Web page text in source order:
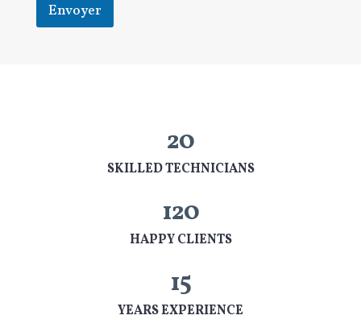
Envoyer
20
SKILLED TECHNICIANS
120
HAPPY CLIENTS
15
YEARS EXPERIENCE